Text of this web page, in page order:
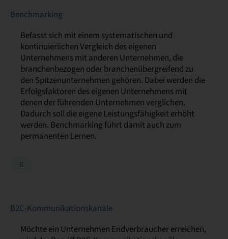
Benchmarking
Befasst sich mit einem systematischen und
kontinuierlichen Vergleich des eigenen
Unternehmens mit anderen Unternehmen, die
branchenbezogen oder branchenübergreifend zu
den Spitzenunternehmen gehören. Dabei werden die
Erfolgsfaktoren des eigenen Unternehmens mit
denen der führenden Unternehmen verglichen.
Dadurch soll die eigene Leistungsfähigkeit erhöht
werden. Benchmarking führt damit auch zum
permanenten Lernen.
B
B2C-Kommunikationskanäle
Möchte ein Unternehmen Endverbraucher erreichen,